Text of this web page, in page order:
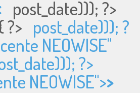
post_date))); ?>
?> post_date))); ?
NEOWISE"
?>
NEOWISE">>